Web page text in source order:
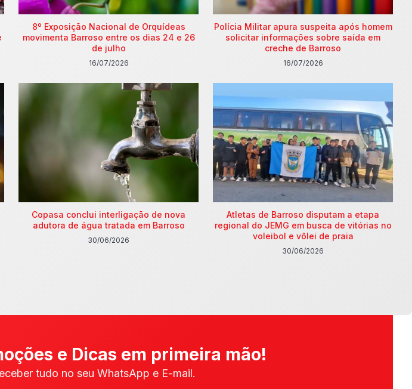
8º Exposição Nacional de Orquídeas
movimenta Barroso entre os dias 24 e 26
de julho
16/07/2026
Polícia Militar apura suspeita após homem
solicitar informações sobre saída em
creche de Barroso
16/07/2026
Copasa conclui interligação de nova
adutora de água tratada em Barroso
30/06/2026
Atletas de Barroso disputam a etapa
regional do JEMG em busca de vitórias no
voleibol e vôlei de praia
30/06/2026
e Dicas em primeira mão!
tudo no seu WhatsApp e E-mail.